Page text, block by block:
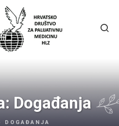
Događanja
DOGAĐANJA